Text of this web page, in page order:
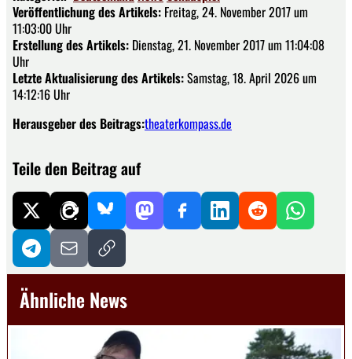
Veröffentlichung des Artikels: Freitag, 24. November 2017 um
11:03:00 Uhr
Erstellung des Artikels: Dienstag, 21. November 2017 um 11:04:08
Uhr
Letzte Aktualisierung des Artikels:Samstag, 18. April 2026 um
14:12:16 Uhr
Herausgeber des Beitrags:theaterkompass.de
Teile den Beitrag auf
Ähnliche News